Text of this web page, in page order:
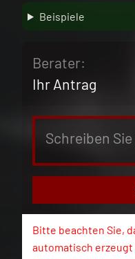
Beispiele
Berater:
Ihr Antrag
Bitte beachten Sie,
automatisch